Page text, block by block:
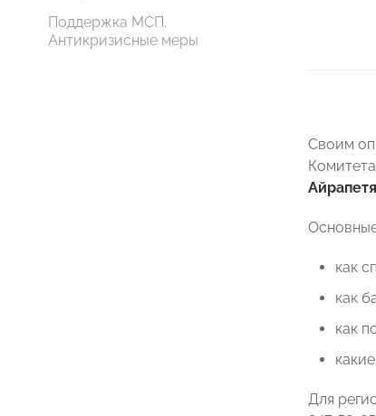
Поддержка МСП.
Антикризисные меры
Своим
как
как
как
Для